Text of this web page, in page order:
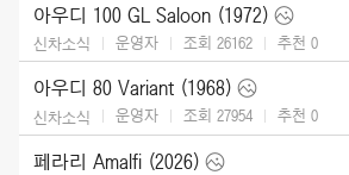
아우디 100 GL Saloon (1972)
신차소식 운영자 조회 26162 추천 0
아우디 80 Variant (1968)
신차소식 운영자 조회 27954 추천 0
페라리 Amalfi (2026)